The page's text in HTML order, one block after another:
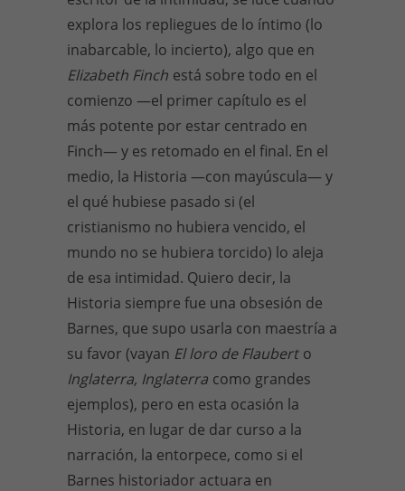
explora los repliegues de lo íntimo (lo
inabarcable, lo incierto), algo que en
Elizabeth Finch está sobre todo en el
comienzo —el primer capítulo es el
más potente por estar centrado en
Finch— y es retomado en el final. En el
medio, la Historia —con mayúscula— y
el qué hubiese pasado si (el
cristianismo no hubiera vencido, el
mundo no se hubiera torcido) lo aleja
de esa intimidad. Quiero decir, la
Historia siempre fue una obsesión de
Barnes, que supo usarla con maestría a
su favor (vayan El loro de Flaubert o
Inglaterra, Inglaterra como grandes
ejemplos), pero en esta ocasión la
Historia, en lugar de dar curso a la
narración, la entorpece, como si el
Barnes historiador actuara en